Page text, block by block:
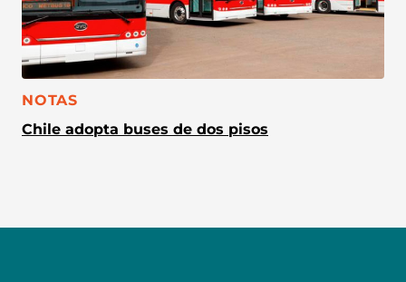
CATEGORÍA:
NOTAS
Chile adopta buses de dos pisos